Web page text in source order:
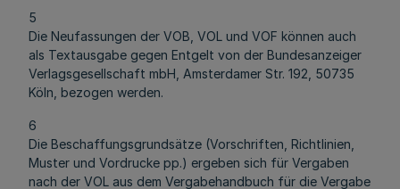
5
Die Neufassungen der VOB, VOL und VOF können auch
als Textausgabe gegen Entgelt von der Bundesanzeiger
Verlagsgesellschaft mbH, Amsterdamer Str. 192, 50735
Köln, bezogen werden.
6
Die Beschaffungsgrundsätze (Vorschriften, Richtlinien,
Muster und Vordrucke pp.) ergeben sich für Vergaben
nach der VOL aus dem Vergabehandbuch für die Vergabe